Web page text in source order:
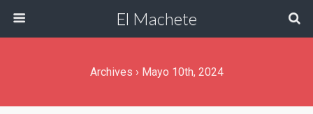
El Machete
Archives › Mayo 10th, 2024